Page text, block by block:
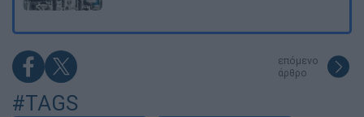
επόμενο
άρθρο
#TAGS